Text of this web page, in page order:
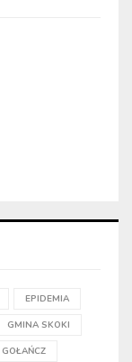
EPIDEMIA
GMINA SKOKI
GOŁAŃCZ